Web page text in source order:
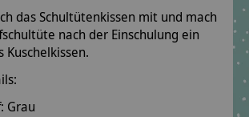
das Schultütenkissen mit und mach
nach der Einschulung ein
Kuschelkissen.
Grau